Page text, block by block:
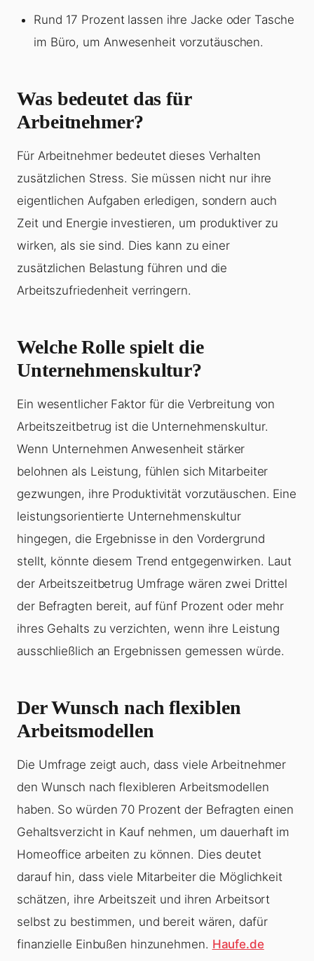
Rund 17 Prozent lassen ihre Jacke oder Tasche
im Büro, um Anwesenheit vorzutäuschen.
Was bedeutet das für
Arbeitnehmer?
Für Arbeitnehmer bedeutet dieses Verhalten
zusätzlichen Stress. Sie müssen nicht nur ihre
eigentlichen Aufgaben erledigen, sondern auch
Zeit und Energie investieren, um produktiver zu
wirken, als sie sind. Dies kann zu einer
zusätzlichen Belastung führen und die
Arbeitszufriedenheit verringern.
Welche Rolle spielt die
Unternehmenskultur?
Ein wesentlicher Faktor für die Verbreitung von
Arbeitszeitbetrug ist die Unternehmenskultur.
Wenn Unternehmen Anwesenheit stärker
belohnen als Leistung, fühlen sich Mitarbeiter
gezwungen, ihre Produktivität vorzutäuschen. Eine
leistungsorientierte Unternehmenskultur
hingegen, die Ergebnisse in den Vordergrund
stellt, könnte diesem Trend entgegenwirken. Laut
der Arbeitszeitbetrug Umfrage wären zwei Drittel
der Befragten bereit, auf fünf Prozent oder mehr
ihres Gehalts zu verzichten, wenn ihre Leistung
ausschließlich an Ergebnissen gemessen würde.
Der Wunsch nach flexiblen
Arbeitsmodellen
Die Umfrage zeigt auch, dass viele Arbeitnehmer
den Wunsch nach flexibleren Arbeitsmodellen
haben. So würden 70 Prozent der Befragten einen
Gehaltsverzicht in Kauf nehmen, um dauerhaft im
Homeoffice arbeiten zu können. Dies deutet
darauf hin, dass viele Mitarbeiter die Möglichkeit
schätzen, ihre Arbeitszeit und ihren Arbeitsort
selbst zu bestimmen, und bereit wären, dafür
finanzielle Einbußen hinzunehmen. Haufe.de